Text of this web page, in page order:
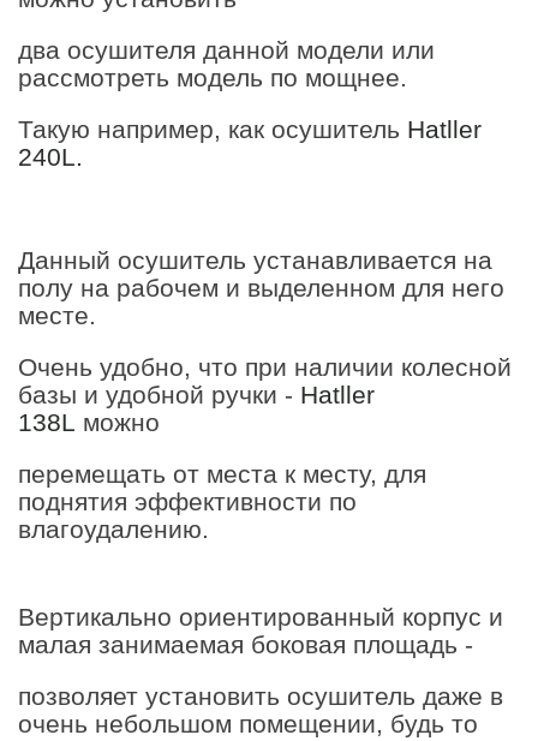
два осушителя данной модели или
рассмотреть модель по мощнее.
Такую например, как осушитель Hatller
240L.
Данный осушитель устанавливается на
полу на рабочем и выделенном для него
месте.
Очень удобно, что при наличии колесной
базы и удобной ручки - Hatller
138L можно
перемещать от места к месту, для
поднятия эффективности по
влагоудалению.
Вертикально ориентированный корпус и
малая занимаемая боковая площадь -
позволяет установить осушитель даже в
очень небольшом помещении, будь то